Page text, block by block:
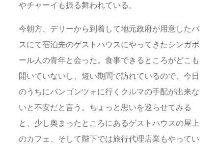
やチャーイも振る舞われている。
今朝方、デリーから到着して地元政府が用意したバ
スにて宿泊先のゲストハウスにやってきたシンガポ
ール人の青年と会った。食事できるところがどこも
開いていないし、短い期間で訪れているので、今日
のうちにパンゴンツォに行くクルマの手配が出来な
いと不安だと言う。ちょっと思いを巡らせてみる
と、少し奥まったところにあるゲストハウスの屋上
のカフェ、そして階下では旅行代理店業もやってい